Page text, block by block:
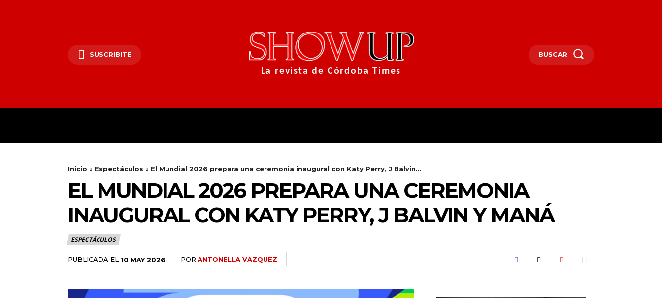
SUSCRIBITE
La revista de Córdoba Times
BUSCAR
Inicio Espectáculos El Mundial 2026 prepara una ceremonia inaugural con Katy Perry, J Balvin...
EL MUNDIAL 2026 PREPARA UNA CEREMONIA
INAUGURAL CON KATY PERRY, J BALVIN Y MANÁ
ESPECTÁCULOS
PUBLICADA EL 10 MAY 2026 POR ANTONELLA VAZQUEZ